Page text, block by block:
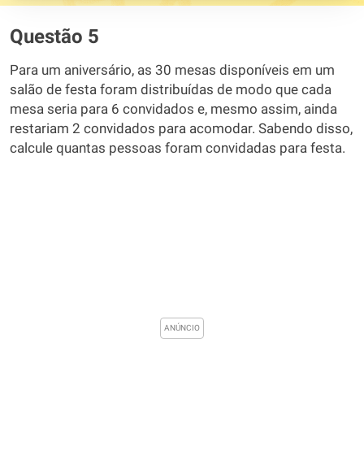
Questão 5
Para um aniversário, as 30 mesas disponíveis em um
salão de festa foram distribuídas de modo que cada
mesa seria para 6 convidados e, mesmo assim, ainda
restariam 2 convidados para acomodar. Sabendo disso,
calcule quantas pessoas foram convidadas para festa.